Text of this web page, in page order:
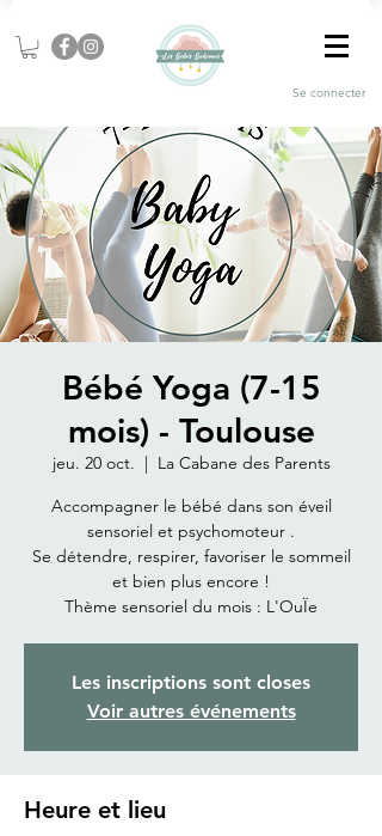
Se connecter
Bébé Yoga (7-15
mois) - Toulouse
jeu. 20 oct.
  |
La Cabane des Parents
Accompagner le bébé dans son éveil
sensoriel et psychomoteur .
Se détendre, respirer, favoriser le sommeil
et bien plus encore !
Thème sensoriel du mois : L'OuÏe
Les inscriptions sont closes
Voir autres événements
Heure et lieu